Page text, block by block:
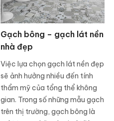
Gạch bông – gạch lát nền
nhà đẹp
Việc lựa chọn gạch lát nền đẹp
sẽ ảnh hưởng nhiều đến tính
thẩm mỹ của tổng thể không
gian. Trong số những mẫu gạch
trên thị trường, gạch bông là